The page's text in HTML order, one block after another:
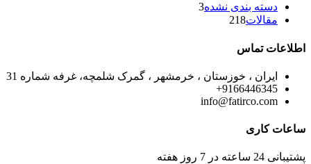
دسته بندی نشده3
مقالات218
اطلاعات تماس
ایران ، خوزستان ، خرمشهر ، گمرک شلمچه، غرفه شماره 31
9166446345+
info@fatirco.com
ساعات کاری
پشتیبانی 24 ساعته در 7 روز هفته